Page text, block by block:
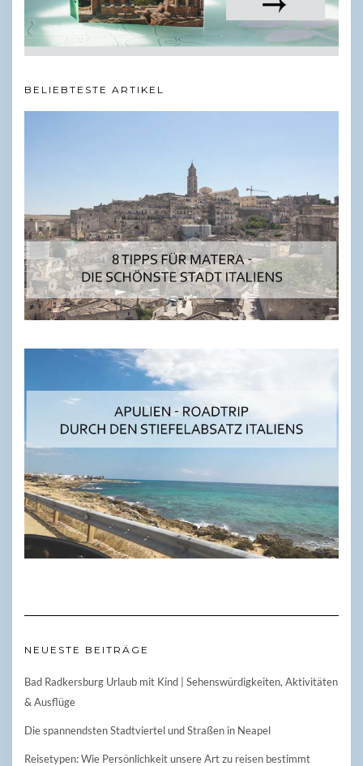
BELIEBTESTE ARTIKEL
NEUESTE BEITRÄGE
Bad Radkersburg Urlaub mit Kind | Sehenswürdigkeiten, Aktivitäten
& Ausflüge
Die spannendsten Stadtviertel und Straßen in Neapel
Reisetypen: Wie Persönlichkeit unsere Art zu reisen bestimmt